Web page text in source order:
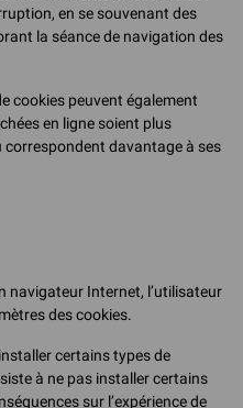
en se souvenant des
la séance de navigation des
cookies peuvent également
en ligne soient plus
davantage à ses
navigateur Internet, l’utilisateur
des cookies.
certains types de
à ne pas installer certains
sur l’expérience de